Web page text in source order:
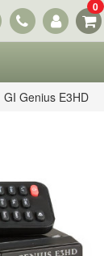
Наші
контакти
0
GI Genius E3HD